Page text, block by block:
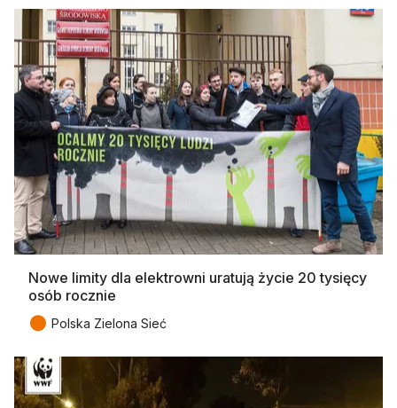
Nowe limity dla elektrowni uratują życie 20 tysięcy
osób rocznie
● Polska Zielona Sieć